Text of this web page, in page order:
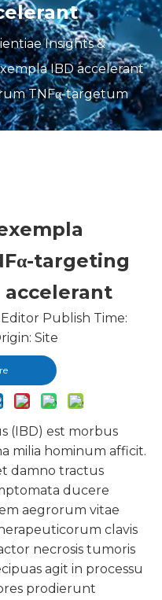
Insights &
IBD accelerant
TNFα-targetum
targeting
Publish Time:
Site
(IBD) est morbus
milia hominum afficit.
damno tractus
ducere
aegrorum vitae
clavis
necrosis tumoris
agit in processu
prodierunt